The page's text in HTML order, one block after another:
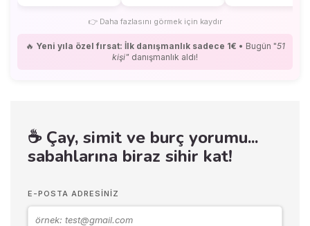
👉Daha fazlasını görmek için kaydır
🔥 Yeni yıla özel fırsat: İlk danışmanlık sadece 1€ • Bugün "51
kişi" danışmanlık aldı!
☕ Çay, simit ve burç yorumu...
sabahlarına biraz sihir kat!
E-POSTA ADRESINIZ